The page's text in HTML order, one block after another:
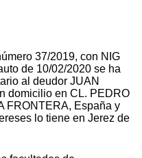
37/2019, con NIG
de 10/02/2020 se ha
al deudor JUAN
domicilio en CL. PEDRO
FRONTERA, España y
lo tiene en Jerez de